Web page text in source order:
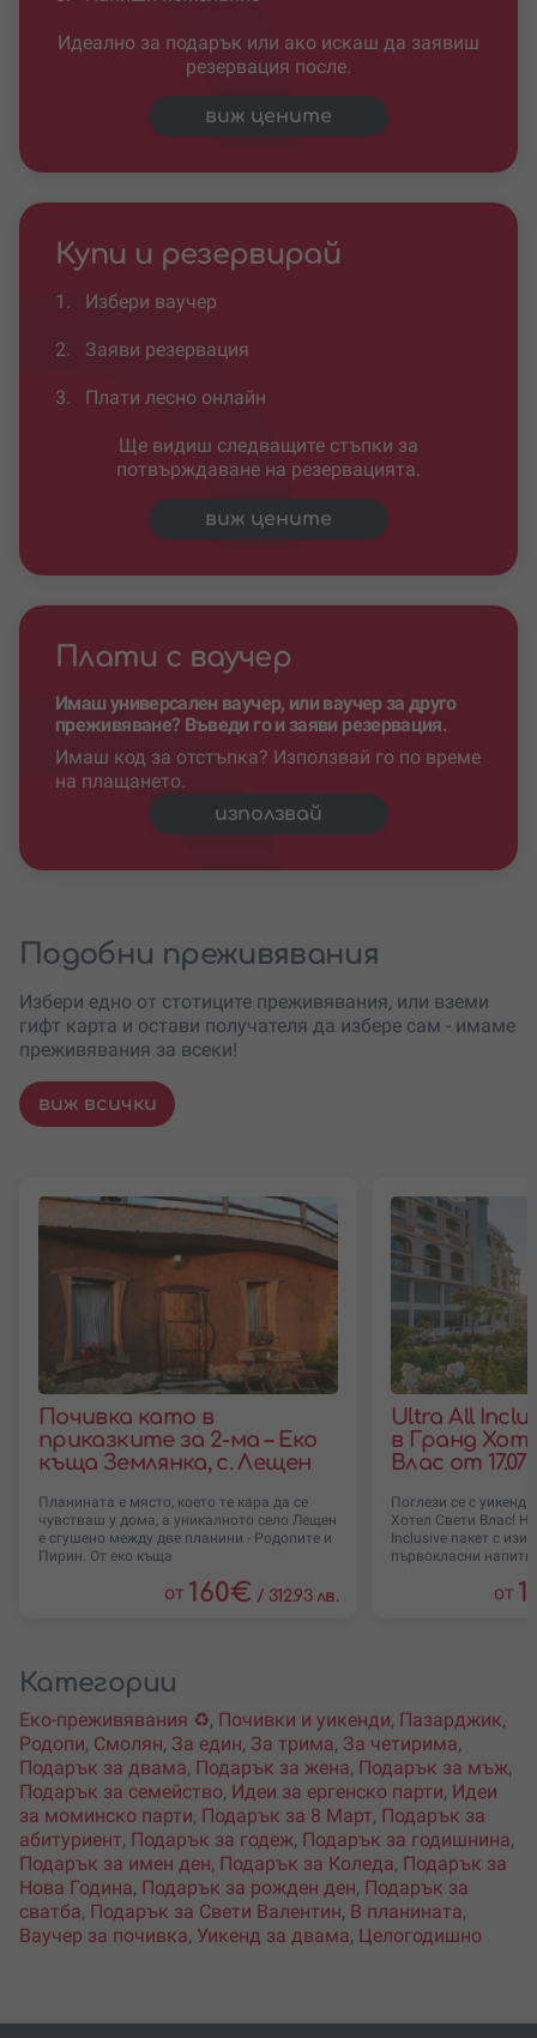
Идеално за подарък или ако искаш да заявиш
резервация после.
виж цените
Купи и резервирай
1. Избери ваучер
2. Заяви резервация
3. Плати лесно онлайн
Ще видиш следващите стъпки за
потвърждаване на резервацията.
виж цените
Плати с ваучер
Имаш универсален ваучер, или ваучер за друго
преживяване? Въведи го и заяви резервация.
Имаш код за отстъпка? Използвай го по време
на плащането.
използвай
Подобни преживявания
Избери едно от стотиците преживявания, или вземи
гифт карта и остави получателя да избере сам - имаме
преживявания за всеки!
виж всички
Почивка като в
приказките за 2-ма – Еко
къща Землянка, с. Лещен
Планината е място, което те кара да се
чувстваш у дома, а уникалното село Лещен
е сгушено между две планини - Родопите и
Пирин. От еко къща
от 160€ / 312.93 лв.
Ultra All
в Гранд
Влас от 17.07
Поглези се с уикенд
Хотел Свети Влас!
Inclusive пакет с
първокласни
от
Категории
Еко-преживявания ♻️, Почивки и уикенди, Пазарджик,
Родопи, Смолян, За един, За трима, За четирима,
Подарък за двама, Подарък за жена, Подарък за мъж,
Подарък за семейство, Идеи за ергенско парти, Идеи
за моминско парти, Подарък за 8 Март, Подарък за
абитуриент, Подарък за годеж, Подарък за годишнина,
Подарък за имен ден, Подарък за Коледа, Подарък за
Нова Година, Подарък за рожден ден, Подарък за
сватба, Подарък за Свети Валентин, В планината,
Ваучер за почивка, Уикенд за двама, Целогодишно